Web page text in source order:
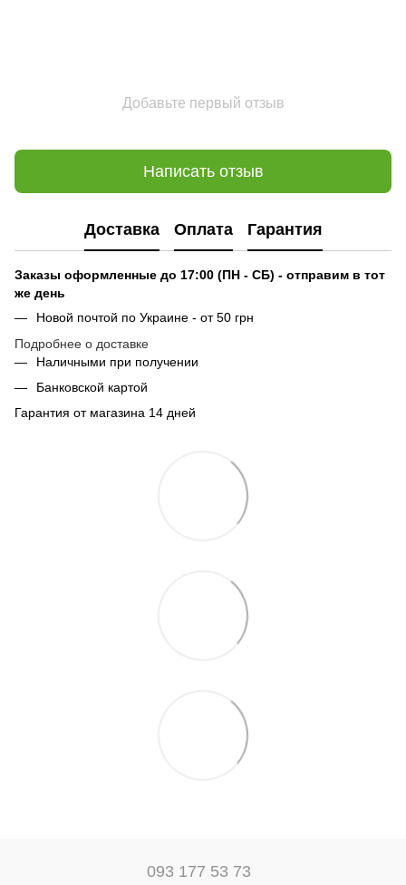
Добавьте первый отзыв
Написать отзыв
Доставка Оплата Гарантия
Заказы оформленные до 17:00 (ПН - СБ) - отправим в тот
же день
Новой почтой по Украине - от 50 грн
Подробнее о доставке
Наличными при получении
Банковской картой
Гарантия от магазина 14 дней
093 177 53 73